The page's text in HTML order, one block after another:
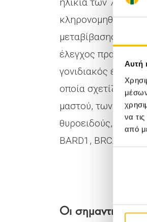
Αυτή
να
από
κληρονομηθούν
μεταβίβασης από
έλεγχος
γονιδιακός
οποία
μαστού, των
θυροειδούς, αλλά
ΒARD1, BRCA1,
Οι